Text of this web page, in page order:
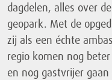
dagdelen, alles over
geopark. Met de
zij als een échte
regio komen nog
en nog gastvrijer